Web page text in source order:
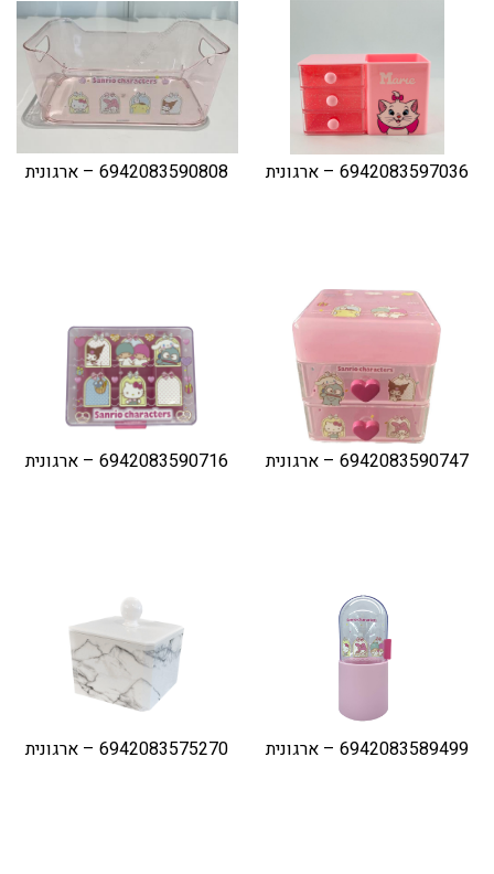
הום אקססוריז
הלבשה תחתונה
משחקים
ספורט
קוסמטיקה
6942083597036 – ארגונית 6942083590808 – ארגונית
6942083590747 – ארגונית 6942083590716 – ארגונית
6942083589499 – ארגונית 6942083575270 – ארגונית